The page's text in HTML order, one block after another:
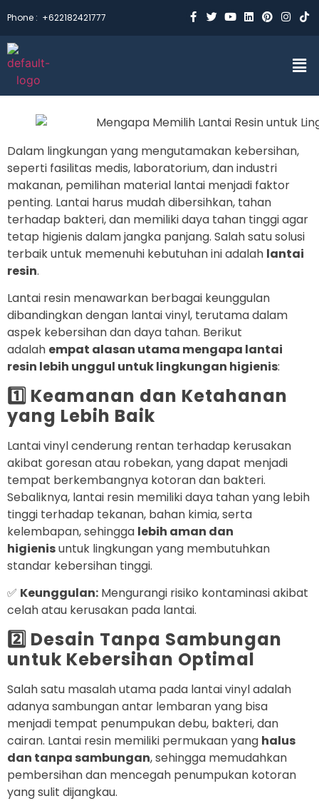
Phone : +622182421777
Dalam lingkungan yang mengutamakan kebersihan,
seperti fasilitas medis, laboratorium, dan industri
makanan, pemilihan material lantai menjadi faktor
penting. Lantai harus mudah dibersihkan, tahan
terhadap bakteri, dan memiliki daya tahan tinggi agar
tetap higienis dalam jangka panjang. Salah satu solusi
terbaik untuk memenuhi kebutuhan ini adalah lantai
resin.
Lantai resin menawarkan berbagai keunggulan
dibandingkan dengan lantai vinyl, terutama dalam
aspek kebersihan dan daya tahan. Berikut
adalah empat alasan utama mengapa lantai
resin lebih unggul untuk lingkungan higienis:
1️⃣ Keamanan dan Ketahanan
yang Lebih Baik
Lantai vinyl cenderung rentan terhadap kerusakan
akibat goresan atau robekan, yang dapat menjadi
tempat berkembangnya kotoran dan bakteri.
Sebaliknya, lantai resin memiliki daya tahan yang lebih
tinggi terhadap tekanan, bahan kimia, serta
kelembapan, sehingga lebih aman dan
higienisuntuk lingkungan yang membutuhkan
standar kebersihan tinggi.
✅ Keunggulan: Mengurangi risiko kontaminasi akibat
celah atau kerusakan pada lantai.
2️⃣ Desain Tanpa Sambungan
untuk Kebersihan Optimal
Salah satu masalah utama pada lantai vinyl adalah
adanya sambungan antar lembaran yang bisa
menjadi tempat penumpukan debu, bakteri, dan
cairan. Lantai resin memiliki permukaan yang halus
dan tanpa sambungan, sehingga memudahkan
pembersihan dan mencegah penumpukan kotoran
yang sulit dijangkau.